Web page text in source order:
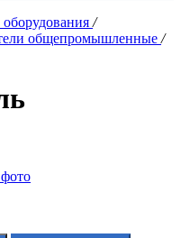
/
общепромышленные /